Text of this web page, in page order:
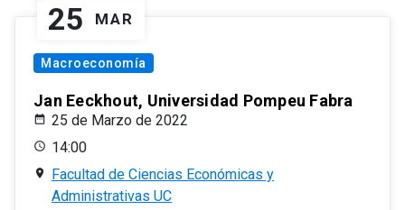
25 MAR
Macroeconomía
Jan Eeckhout, Universidad Pompeu Fabra
25 de Marzo de 2022
14:00
Facultad de Ciencias Económicas y
Administrativas UC